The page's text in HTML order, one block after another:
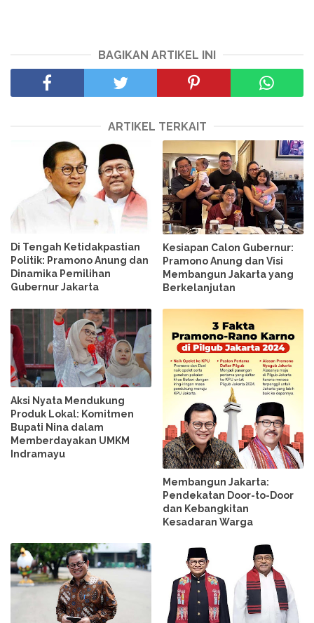
BAGIKAN ARTIKEL INI
ARTIKEL TERKAIT
Di Tengah Ketidakpastian
Politik: Pramono Anung dan
Dinamika Pemilihan
Gubernur Jakarta
Kesiapan Calon Gubernur:
Pramono Anung dan Visi
Membangun Jakarta yang
Berkelanjutan
Aksi Nyata Mendukung
Produk Lokal: Komitmen
Bupati Nina dalam
Memberdayakan UMKM
Indramayu
Membangun Jakarta:
Pendekatan Door-to-Door
dan Kebangkitan
Kesadaran Warga